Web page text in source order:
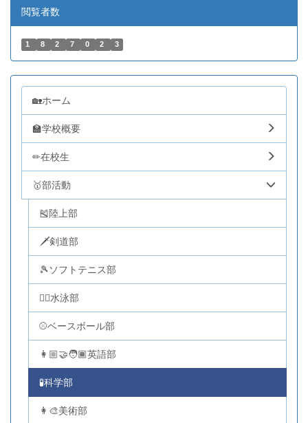
閲覧者数
1 8 2 7 0 2 3
🏡ホーム
🏫学校概要
✏在校生
🥇部活動
🎽陸上部
🗡剣道部
🎾ソフトテニス部
🏊‍♂️水泳部
⚾ベースボール部
👩🏼‍🤝‍🧑🏾英語部
🧪科学部
👩‍🎨美術部